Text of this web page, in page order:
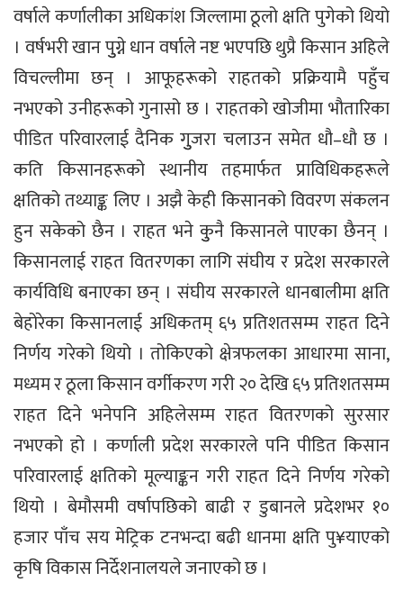
वर्षाले कर्णालीका अधिकांश जिल्लामा ठूलो क्षति पुगेको थियो
। वर्षभरी खान पुुग्ने धान वर्षाले नष्ट भएपछि थुप्रै किसान अहिले
विचल्लीमा छन् । आफूहरूको राहतको प्रक्रियामै पहुँच
नभएको उनीहरूको गुनासो छ । राहतको खोजीमा भौतारिका
पीडित परिवारलाई दैनिक गुुजरा चलाउन समेत धौ–धौ छ ।
कति किसानहरूको स्थानीय तहमार्फत प्राविधिकहरूले
क्षतिको तथ्याङ्क लिए । अझै केही किसानको विवरण संकलन
हुन सकेको छैन । राहत भने कुुनै किसानले पाएका छैनन् ।
किसानलाई राहत वितरणका लागि संघीय र प्रदेश सरकारले
कार्यविधि बनाएका छन् । संघीय सरकारले धानबालीमा क्षति
बेहोरेका किसानलाई अधिकतम् ६५ प्रतिशतसम्म राहत दिने
निर्णय गरेको थियो । तोकिएको क्षेत्रफलका आधारमा साना,
मध्यम र ठूला किसान वर्गीकरण गरी २० देखि ६५ प्रतिशतसम्म
राहत दिने भनेपनि अहिलेसम्म राहत वितरणको सुरसार
नभएको हो । कर्णाली प्रदेश सरकारले पनि पीडित किसान
परिवारलाई क्षतिको मूल्याङ्कन गरी राहत दिने निर्णय गरेको
थियो । बेमौसमी वर्षापछिको बाढी र डुबानले प्रदेशभर १०
हजार पाँच सय मेट्रिक टनभन्दा बढी धानमा क्षति पु¥याएको
कृषि विकास निर्देशनालयले जनाएको छ ।